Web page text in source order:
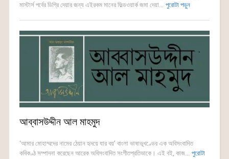
মাস্টার্স পর্বের ডিগ্রি দেয়ার জন্য এইরকম মানের ফিল্ডওয়ার্ক জমা দেয়া... পুরোটা পড়ুন
আব্বাসউদ্দীন আল মাহমুদ
‘আমার মোহাম্মদের নামের ঠেয়ান হৃদয়ে যার বয়’ বাংলা ভাষাভূখণ্ডের এক অবিসংবাদিত
কবিকণ্ঠ সম্পাদনা করেছেন আরেক অবিসংবাদিত সংগীতপ্রতিভাকে। এই বই, কাজ... পুরোটা